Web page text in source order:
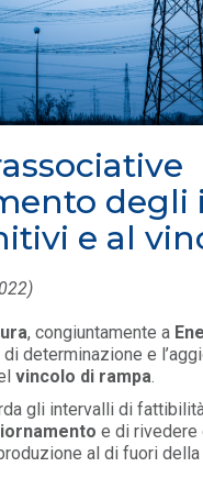
degli
e al
, congiuntamente a
determinazione e
vincolo di rampa.
gli intervalli di
e di rivedere
al di fuori della
Europeo per le FE...
per